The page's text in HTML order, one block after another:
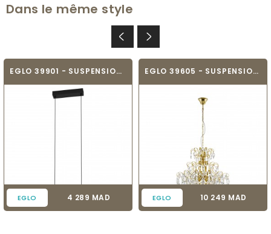
Dans le même style
EGLO 39901 - SUSPENSION - BUCITA
EGLO Prix
4 289 MAD
EGLO 39605 - SUSPENSION - FENOULLET 1
EGLO Prix
10 249 MAD